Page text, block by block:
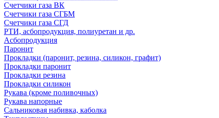
Счетчики газа ВК
Счетчики газа СГБМ
Счетчики газа СГД
РТИ, асбопродукция, полиуретан и др.
Асбопродукция
Паронит
Прокладки (паронит, резина, силикон, графит)
Прокладки паронит
Прокладки резина
Прокладки силикон
Рукава (кроме поливочных)
Рукава напорные
Сальниковая набивка, каболка